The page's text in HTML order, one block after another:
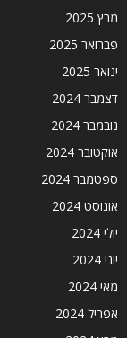
מרץ 2025
פברואר 2025
ינואר 2025
דצמבר 2024
נובמבר 2024
אוקטובר 2024
ספטמבר 2024
אוגוסט 2024
יולי 2024
יוני 2024
מאי 2024
אפריל 2024